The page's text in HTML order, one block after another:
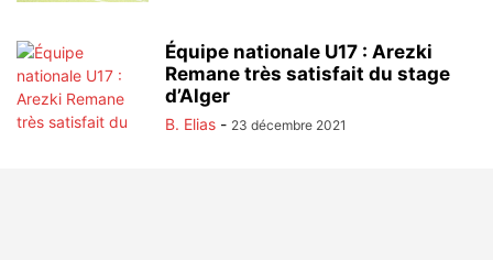
Équipe nationale U17 : Arezki
Remane très satisfait du stage
d’Alger
B. Elias - 23 décembre 2021